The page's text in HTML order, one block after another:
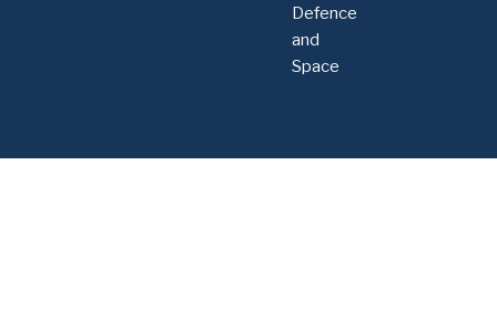
Defence
and
Space